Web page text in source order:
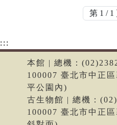
:::
本館 | 總機：
100007 臺北市中正
平公園內)
古生物館 | 總機：
100007 臺北市中正